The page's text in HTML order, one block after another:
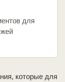
для
которые для